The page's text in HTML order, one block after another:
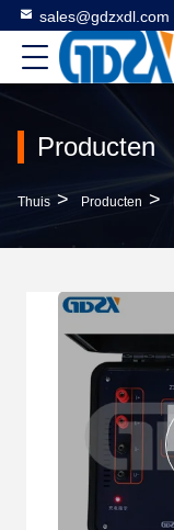
sales@gdzxdl.com
Producten
Thuis > Producten >